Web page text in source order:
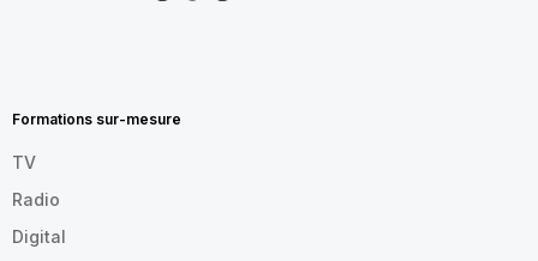
FR
Formations sur-mesure
TV
Radio
Digital